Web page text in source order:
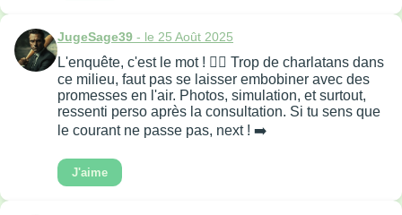
JugeSage39 - le 25 Août 2025
L'enquête, c'est le mot ! 🕵️‍♀️ Trop de charlatans dans
ce milieu, faut pas se laisser embobiner avec des
promesses en l'air. Photos, simulation, et surtout,
ressenti perso après la consultation. Si tu sens que
le courant ne passe pas, next ! ➡️
J'aime